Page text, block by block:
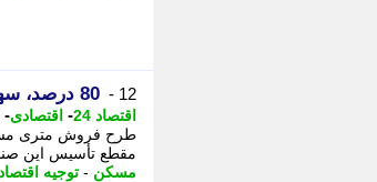
12 - 80 درصد، سهم تقاضای سفته بازانه در بازار مسکن تهران!
اقتصاد 24 - اقتصادی-
مقطع تأسیس این
مسکن - توجیه